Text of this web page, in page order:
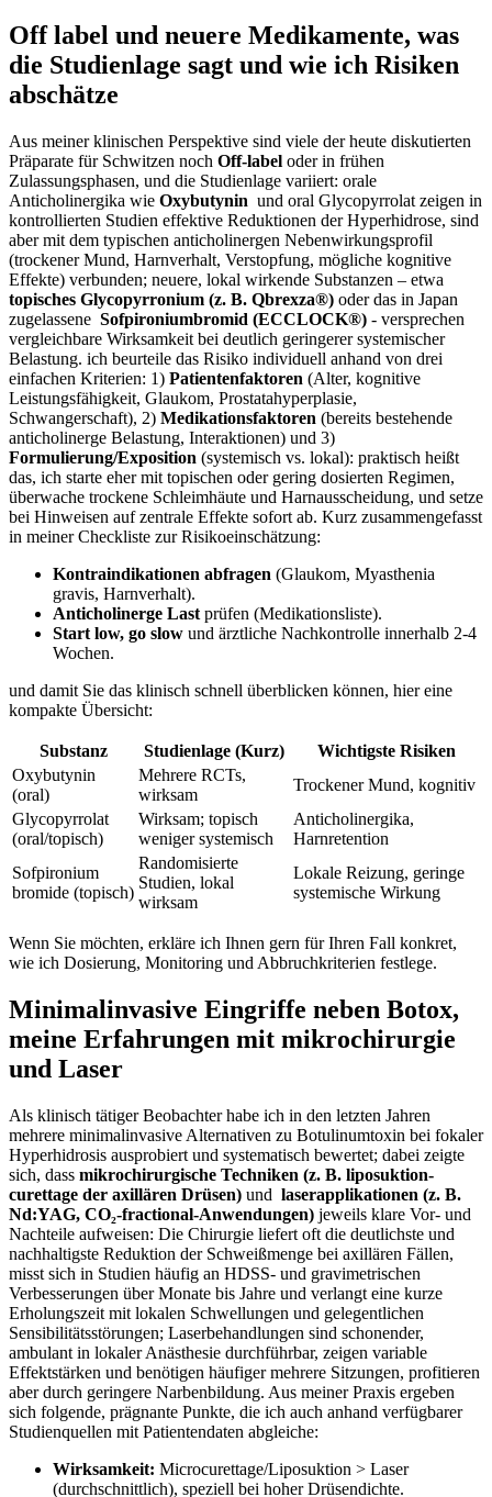
Off label‍ und neuere Medikamente, was
die ​Studienlage sagt ⁤und wie ich Risiken
abschätze
Aus ⁣meiner klinischen Perspektive ‍sind viele der heute diskutierten
Präparate‍ für ​Schwitzen noch Off‑label oder in frühen
⁣Zulassungsphasen, und die Studienlage‌ variiert: orale
Anticholinergika wie Oxybutynin ‍ und oral Glycopyrrolat zeigen in
‍kontrollierten Studien ⁣effektive Reduktionen​ der ⁢Hyperhidrose, sind
aber mit dem typischen‌ anticholinergen Nebenwirkungsprofil
‍(trockener ⁤Mund, Harnverhalt, Verstopfung,⁤ mögliche ⁢kognitive
⁢Effekte) verbunden; neuere, lokal wirkende⁢ Substanzen​ – etwa
topisches‌ Glycopyrronium ​(z.⁣ B. Qbrexza®) oder das in ⁢Japan
zugelassene ‌ Sofpironiumbromid (ECCLOCK®) ‌-⁣ versprechen‌
vergleichbare Wirksamkeit bei deutlich⁣ geringerer⁢ systemischer⁣
Belastung. ich beurteile das Risiko individuell anhand von drei
einfachen ⁢Kriterien:‌ 1) Patientenfaktoren (Alter, kognitive
Leistungsfähigkeit, ⁢Glaukom, Prostatahyperplasie,
Schwangerschaft), 2) Medikationsfaktoren (bereits bestehende
anticholinerge Belastung, Interaktionen) ‌und ‍3)
Formulierung/Exposition (systemisch ⁢vs. lokal): praktisch heißt
⁢das,‌ ich starte eher mit topischen‌ oder gering dosierten⁣ Regimen,
überwache trockene ⁢Schleimhäute und Harnausscheidung, und ​setze
bei Hinweisen auf zentrale‍ Effekte ​sofort ab.⁢ Kurz zusammengefasst
in meiner Checkliste ​zur Risikoeinschätzung:
Kontraindikationen⁢ abfragen (Glaukom, Myasthenia
gravis, Harnverhalt).
Anticholinerge Last ⁢prüfen (Medikationsliste).
Start low, go slow und ärztliche Nachkontrolle‌ innerhalb 2-4
Wochen.
und damit Sie das klinisch‍ schnell überblicken können, hier eine
kompakte ‍Übersicht: ‌
Substanz Studienlage (Kurz)
Wichtigste Risiken
Oxybutynin
(oral)
Mehrere ⁢RCTs,
wirksam
Trockener Mund, kognitiv
Glycopyrrolat
(oral/topisch)
Wirksam; topisch
weniger⁤ systemisch
Anticholinergika,
Harnretention
Sofpironium
bromide (topisch)
Randomisierte
Studien, lokal
‌wirksam
Lokale​ Reizung, geringe‍
systemische Wirkung
Wenn⁢ Sie möchten, erkläre ich⁤ Ihnen gern ‍für Ihren Fall konkret,​
wie ich⁣ Dosierung, Monitoring und ​Abbruchkriterien festlege.
Minimalinvasive​ Eingriffe ⁢neben Botox,
⁢meine ⁢Erfahrungen mit ⁢mikrochirurgie
und ⁣Laser
Als klinisch tätiger Beobachter habe ich in den letzten Jahren
mehrere​ minimalinvasive Alternativen zu Botulinumtoxin bei‍ fokaler
Hyperhidrosis ausprobiert​ und systematisch bewertet; dabei zeigte
sich, dass mikrochirurgische​ Techniken (z. B. liposuktion-
curettage der axillären Drüsen) ‌und ⁣ laserapplikationen (z. ​B.
Nd:YAG, CO₂-fractional-Anwendungen) jeweils klare Vor- und
Nachteile aufweisen:‍ Die Chirurgie liefert oft die⁣ deutlichste und
nachhaltigste ⁤Reduktion⁤ der Schweißmenge bei ​axillären Fällen,‍
misst sich in⁤ Studien häufig an HDSS- und gravimetrischen
Verbesserungen über Monate bis‍ Jahre und verlangt⁢ eine ⁣kurze
Erholungszeit mit lokalen Schwellungen und gelegentlichen
Sensibilitätsstörungen; Laserbehandlungen sind schonender,
ambulant in lokaler Anästhesie durchführbar, zeigen variable
Effektstärken und⁢ benötigen häufiger mehrere Sitzungen, profitieren
aber durch⁤ geringere Narbenbildung.⁤ Aus meiner ‌Praxis ergeben
sich folgende,⁤ prägnante Punkte, ‍die ich auch​ anhand verfügbarer
Studienquellen mit​ Patientendaten‌ abgleiche:
Wirksamkeit: Microcurettage/Liposuktion ⁣> Laser
(durchschnittlich), ⁤speziell ⁤bei hoher Drüsendichte.